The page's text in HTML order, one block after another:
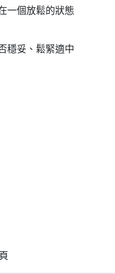
一個放鬆的狀態
穩妥、鬆緊適中